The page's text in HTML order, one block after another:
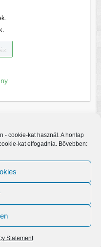
- cookie-kat használ. A honlap
kat elfogadnia. Bővebben:
Statement
készítette: